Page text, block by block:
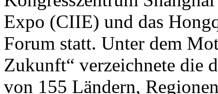
Expo (CIIE) und das
Forum statt. Unter dem
Zukunft“ verzeichnete die
von 155 Ländern,